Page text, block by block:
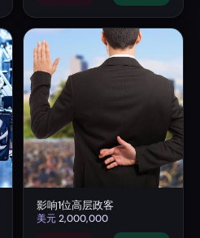
影响1位高层政客
美元2,000,000